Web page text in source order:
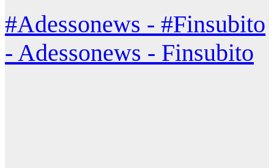
#Adessonews - #Finsubito
- Adessonews - Finsubito